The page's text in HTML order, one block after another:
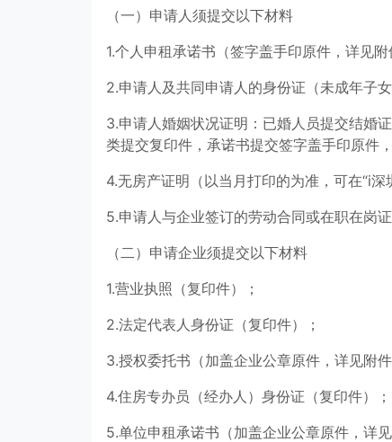
（一）申请人须提交以下材料
1.个人申租承诺书（签字盖手印原件，详见附
2.申请人及共同申请人的身份证（未成年子
3.申请人婚姻状况证明：已婚人员提交结婚
类提交复印件，承诺书提交签字盖手印原件
4.无房产证明（以当月打印的为准，可在“i深
5.申请人与企业签订的劳动合同或在职在岗
（二）申请企业须提交以下材料
1.营业执照（复印件）；
2.法定代表人身份证（复印件）；
3.授权委托书（加盖企业公章原件，详见附件
4.住房专办员（经办人）身份证（复印件）；
5.单位申租承诺书（加盖企业公章原件，详